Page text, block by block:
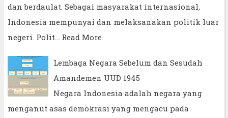
dan berdaulat. Sebagai masyarakat internasional,
Indonesia mempunyai dan melaksanakan politik luar
negeri. Polit… Read More
Lembaga Negara Sebelum dan Sesudah
Amandemen UUD 1945
Negara Indonesia adalah negara yang
menganut asas demokrasi yang mengacu pada